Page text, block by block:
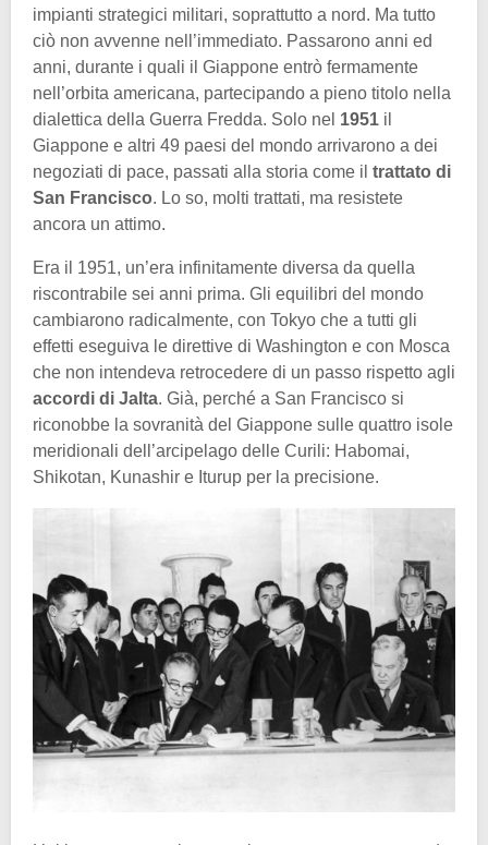
impianti strategici militari, soprattutto a nord. Ma tutto
ciò non avvenne nell’immediato. Passarono anni ed
anni, durante i quali il Giappone entrò fermamente
nell’orbita americana, partecipando a pieno titolo nella
dialettica della Guerra Fredda. Solo nel 1951 il
Giappone e altri 49 paesi del mondo arrivarono a dei
negoziati di pace, passati alla storia come il trattato di
San Francisco. Lo so, molti trattati, ma resistete
ancora un attimo.
Era il 1951, un’era infinitamente diversa da quella
riscontrabile sei anni prima. Gli equilibri del mondo
cambiarono radicalmente, con Tokyo che a tutti gli
effetti eseguiva le direttive di Washington e con Mosca
che non intendeva retrocedere di un passo rispetto agli
accordi di Jalta. Già, perché a San Francisco si
riconobbe la sovranità del Giappone sulle quattro isole
meridionali dell’arcipelago delle Curili: Habomai,
Shikotan, Kunashir e Iturup per la precisione.